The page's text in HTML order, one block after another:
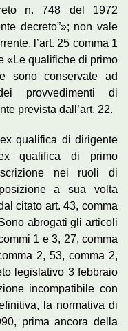
n. 748 del 1972
decreto”»; non vale
l’art. 25 comma 1
«Le qualifiche di primo
sono conservate ad
provvedimenti di
prevista dall’art. 22.
qualifica di dirigente
qualifica di primo
nei ruoli di
a sua volta
citato art. 43, comma
abrogati gli articoli
1 e 3, 27, comma
2, 53, comma 2,
legislativo 3 febbraio
incompatibile con
la normativa di
prima ancora della